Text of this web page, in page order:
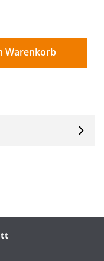
Warenkorb